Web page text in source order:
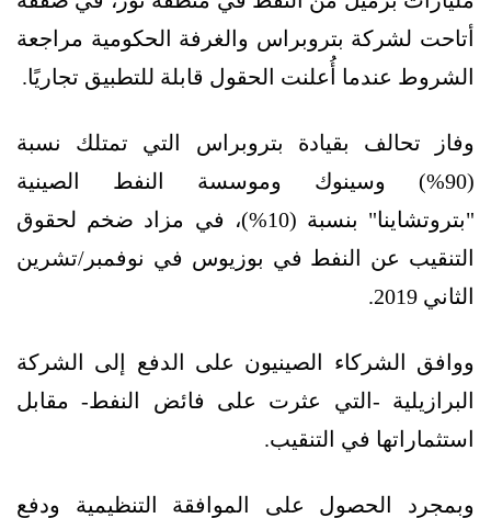
أتاحت لشركة بتروبراس والغرفة الحكومية مراجعة
الشروط عندما أُعلنت الحقول قابلة للتطبيق تجاريًا.
وفاز تحالف بقيادة بتروبراس التي تمتلك نسبة
(90%) وسينوك وموسسة النفط الصينية
"بتروتشاينا" بنسبة (10%)، في مزاد ضخم لحقوق
التنقيب عن النفط في بوزيوس في نوفمبر/تشرين
الثاني 2019.
ووافق الشركاء الصينيون على الدفع إلى الشركة
البرازيلية -التي عثرت على فائض النفط- مقابل
استثماراتها في التنقيب.
وبمجرد الحصول على الموافقة التنظيمية ودفع